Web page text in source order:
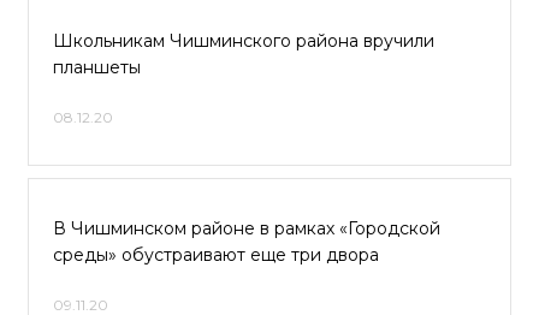
Школьникам Чишминского района вручили
планшеты
08.12.20
В Чишминском районе в рамках «Городской
среды» обустраивают еще три двора
09.11.20